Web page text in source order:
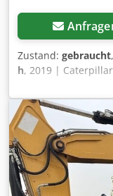
Zustand: gebraucht
h, 2019 |
8600 hours
your destination –
transport costs! 💰
Offer. Payment at
(subject to
expert 56
unvollkommene ℹ️
Inspector's